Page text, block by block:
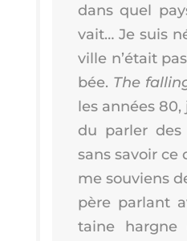
dans quel
vait… Je suis
ville n’é­tait
bée. The
les années
du par­ler des
sans savoir ce
me sou­viens
père par­lant
taine hargne